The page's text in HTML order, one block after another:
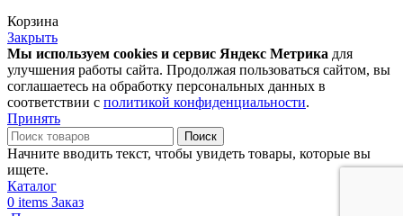
Корзина
Закрыть
Мы используем cookies и сервис Яндекс Метрика для
улучшения работы сайта. Продолжая пользоваться сайтом, вы
соглашаетесь на обработку персональных данных в
соответствии с политикой конфиденциальности.
Принять
Поиск
Начните вводить текст, чтобы увидеть товары, которые вы
ищете.
Каталог
0 items Заказ